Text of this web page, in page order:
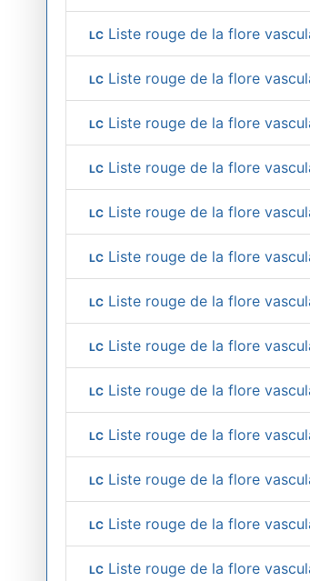
LC Liste rouge de la flore
LC Liste rouge de la flore
LC Liste rouge de la flore
LC Liste rouge de la flore
LC Liste rouge de la flore
LC Liste rouge de la flore
LC Liste rouge de la flore
LC Liste rouge de la flore
LC Liste rouge de la flore
LC Liste rouge de la flore
LC Liste rouge de la flore
LC Liste rouge de la flore
LC Liste rouge de la flore